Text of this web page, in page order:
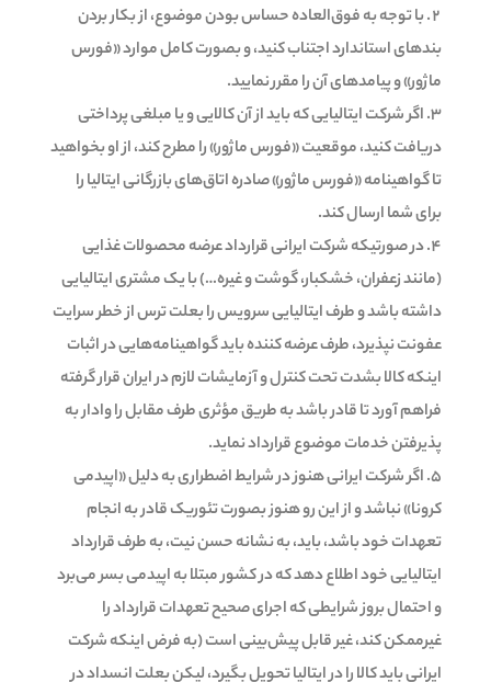
با توجه به فوق‌العاده حساس بودن موضوع، از بکار بردن
بندهای استاندارد اجتناب کنید، و بصورت کامل موارد «فورس
ماژور» و پیامدهای آن را مقرر نمایید.
اگر شرکت ایتالیایی که باید از آن کالایی و یا مبلغی پرداختی
دریافت کنید، موقعیت «فورس ماژور» را مطرح کند، از او بخواهید
تا گواهینامه «فورس ماژور» صادره اتاق‌های بازرگانی ایتالیا را
برای شما ارسال کند.
در صورتیکه شرکت ایرانی قرارداد عرضه محصولات غذایی
(مانند زعفران، خشکبار، گوشت و غیره…) با یک مشتری ایتالیایی
داشته باشد و طرف ایتالیایی سرویس را بعلت ترس از خطر سرایت
عفونت نپذیرد، طرف عرضه کننده باید گواهینامه‌هایی در اثبات
اینکه کالا بشدت تحت کنترل و آزمایشات لازم در ایران قرار گرفته
فراهم آورد تا قادر باشد به طریق مؤثری طرف مقابل را وادار به
پذیرفتن خدمات موضوع قرارداد نماید.
اگر شرکت ایرانی هنوز در شرایط اضطراری به دلیل «اپیدمی
کرونا» نباشد و از این رو هنوز بصورت تئوریک قادر به انجام
تعهدات خود باشد، باید، به نشانه حسن نیت، به طرف قرارداد
ایتالیایی خود اطلاع دهد که در کشور مبتلا به اپیدمی بسر می‌برد
و احتمال بروز شرایطی که اجرای صحیح تعهدات قرارداد را
غیرممکن کند، غیر قابل پیش‌بینی است (به فرض اینکه شرکت
ایرانی باید کالا را در ایتالیا تحویل بگیرد، لیکن بعلت انسداد در